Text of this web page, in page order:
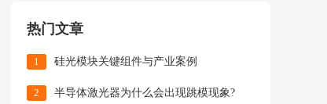
热门文章
1 硅光模块关键组件与产业案例
2 半导体激光器为什么会出现跳模现象?